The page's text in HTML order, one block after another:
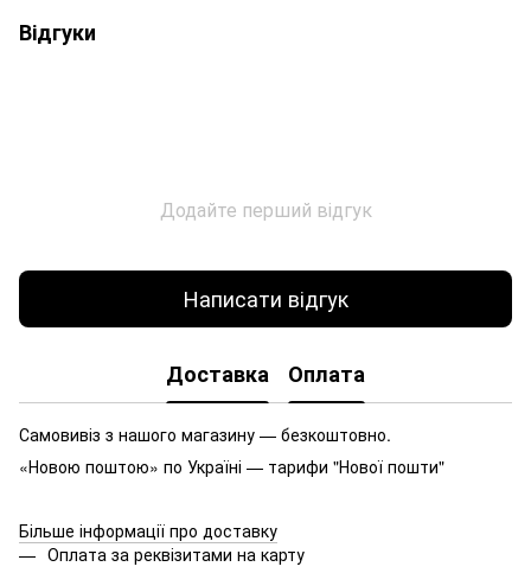
Відгуки
Додайте перший відгук
Написати відгук
Доставка Оплата
Самовивіз з нашого магазину — безкоштовно.
«Новою поштою» по Україні — тарифи "Нової пошти"
Більше інформації про доставку
Оплата за реквізитами на карту